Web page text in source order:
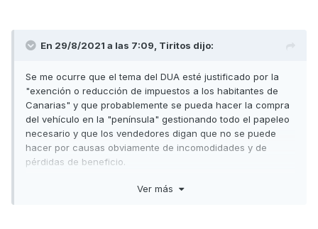
En 29/8/2021 a las 7:09, Tiritos dijo:
Se me ocurre que el tema del DUA esté justificado por la
"exención o reducción de impuestos a los habitantes de
Canarias" y que probablemente se pueda hacer la compra
del vehículo en la "península" gestionando todo el papeleo
necesario y que los vendedores digan que no se puede
hacer por causas obviamente de incomodidades y de
pérdidas de beneficio.
En el caso contrario, he leído que Sí se puede comprar un
Ver más